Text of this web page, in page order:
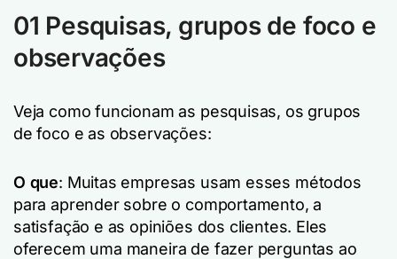
01 Pesquisas, grupos de foco e
observações
Veja como funcionam as pesquisas, os grupos
de foco e as observações:
O que: Muitas empresas usam esses métodos
para aprender sobre o comportamento, a
satisfação e as opiniões dos clientes. Eles
oferecem uma maneira de fazer perguntas ao